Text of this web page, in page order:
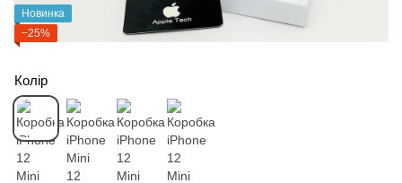
Новинка
−25%
Колір